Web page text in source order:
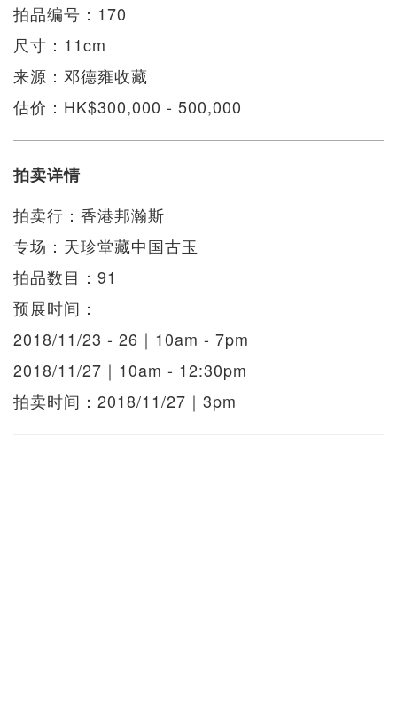
拍品编号：170
尺寸：11cm
来源：邓德雍收藏
估价：HK$300,000 - 500,000
拍卖详情
拍卖行：香港邦瀚斯
专场：天珍堂藏中国古玉
拍品数目：91
预展时间：
2018/11/23 - 26｜10am - 7pm
2018/11/27｜10am - 12:30pm
拍卖时间：2018/11/27｜3pm